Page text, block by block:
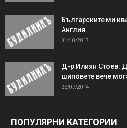
Българските ми
Англия
01/10/2013
Д-р Илиян Стоев:
шиповете вече
25/07/2014
ПОПУЛЯРНИ КАТЕГОРИИ